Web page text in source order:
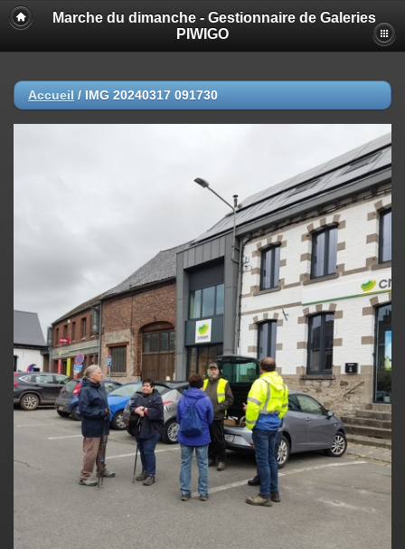
Marche du dimanche - Gestionnaire de Galeries
PIWIGO
Accueil / IMG 20240317 091730